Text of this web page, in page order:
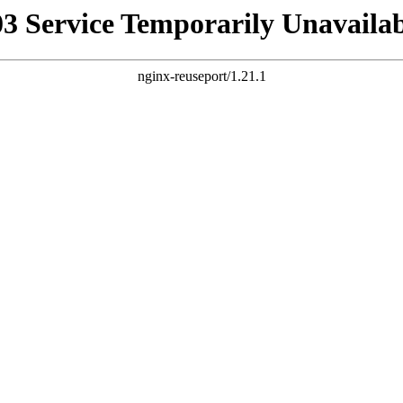
Service Temporarily
nginx-reuseport/1.21.1